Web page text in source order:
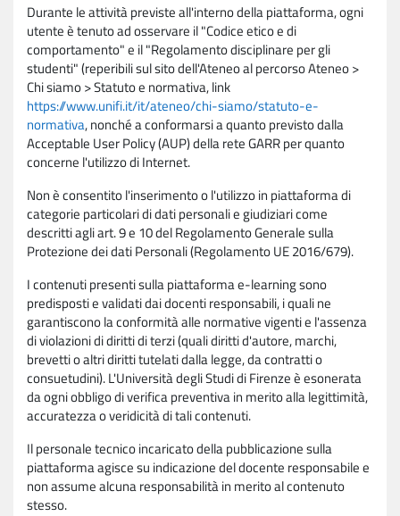
Durante le attività previste all'interno della piattaforma, ogni
utente è tenuto ad osservare il "Codice etico e di
comportamento" e il "Regolamento disciplinare per gli
studenti" (reperibili sul sito dell'Ateneo al percorso Ateneo >
Chi siamo > Statuto e normativa, link
https://www.unifi.it/it/ateneo/chi-siamo/statuto-e-
normativa, nonché a conformarsi a quanto previsto dalla
Acceptable User Policy (AUP) della rete GARR per quanto
concerne l'utilizzo di Internet.
Non è consentito l'inserimento o l'utilizzo in piattaforma di
categorie particolari di dati personali e giudiziari come
descritti agli art. 9 e 10 del Regolamento Generale sulla
Protezione dei dati Personali (Regolamento UE 2016/679).
I contenuti presenti sulla piattaforma e-learning sono
predisposti e validati dai docenti responsabili, i quali ne
garantiscono la conformità alle normative vigenti e l'assenza
di violazioni di diritti di terzi (quali diritti d'autore, marchi,
brevetti o altri diritti tutelati dalla legge, da contratti o
consuetudini). L'Università degli Studi di Firenze è esonerata
da ogni obbligo di verifica preventiva in merito alla legittimità,
accuratezza o veridicità di tali contenuti.
Il personale tecnico incaricato della pubblicazione sulla
piattaforma agisce su indicazione del docente responsabile e
non assume alcuna responsabilità in merito al contenuto
stesso.